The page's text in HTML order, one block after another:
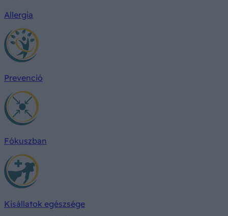
Allergia
Prevenció
Fókuszban
Kisállatok egészsége